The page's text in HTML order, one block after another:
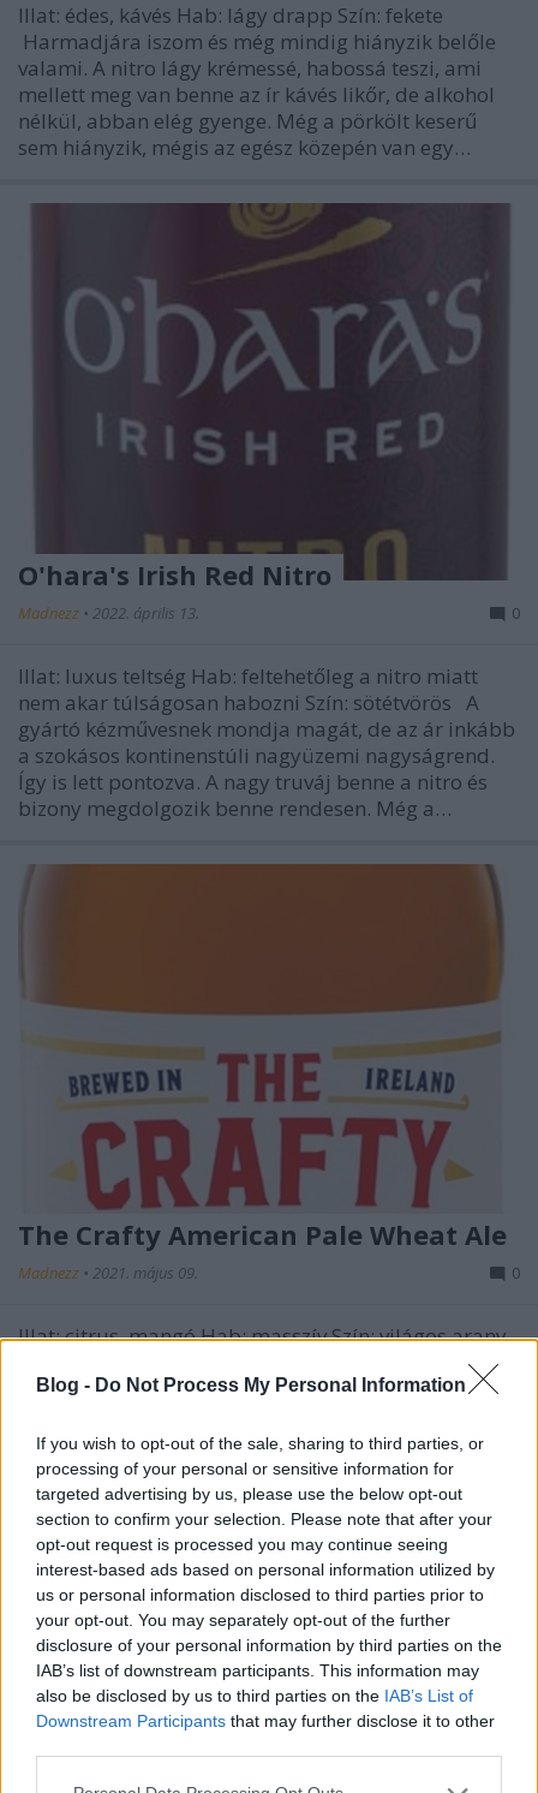
Blog - Do Not Process My Personal Information
If you wish to opt-out of the sale, sharing to third parties, or
processing of your personal or sensitive information for
targeted advertising by us, please use the below opt-out
section to confirm your selection. Please note that after your
opt-out request is processed you may continue seeing
interest-based ads based on personal information utilized by
us or personal information disclosed to third parties prior to
your opt-out. You may separately opt-out of the further
disclosure of your personal information by third parties on the
IAB’s list of downstream participants. This information may
also be disclosed by us to third parties on the IAB’s List of
Downstream Participants that may further disclose it to other
Please note that this website/app uses one or more Google
Illat: édes, kávés Hab: lágy drapp Szín: fekete
Harmadjára iszom és még mindig hiányzik belőle
valami. A nitro lágy krémessé, habossá teszi, ami
mellett meg van benne az ír kávés likőr, de alkohol
nélkül, abban elég gyenge. Még a pörkölt keserű
sem hiányzik, mégis az egész közepén van egy…
O'hara's Irish Red Nitro
Madnezz • 2022. április 13. 0
Illat: luxus teltség Hab: feltehetőleg a nitro miatt
nem akar túlságosan habozni Szín: sötétvörös A
gyártó kézművesnek mondja magát, de az ár inkább
a szokásos kontinenstúli nagyüzemi nagyságrend.
Így is lett pontozva. A nagy truváj benne a nitro és
bizony megdolgozik benne rendesen. Még a…
The Crafty American Pale Wheat Ale
Madnezz • 2021. május 09. 0
Illat: citrus, mangó Hab: masszív Szín: világos arany
rajongója, de ez kifejezetten jól sikerült. A stílusnak
meghagyták a bajoroknak. Viszont a komlózás
fenomenális. Friss, erőteljes, finom. Fanyar citrus…